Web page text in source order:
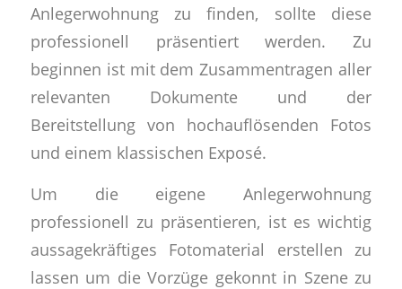
Anlegerwohnung zu finden, sollte diese
professionell präsentiert werden. Zu
beginnen ist mit dem Zusammentragen aller
relevanten Dokumente und der
Bereitstellung von hochauflösenden Fotos
und einem klassischen Exposé.
Um die eigene Anlegerwohnung
professionell zu präsentieren, ist es wichtig
aussagekräftiges Fotomaterial erstellen zu
lassen um die Vorzüge gekonnt in Szene zu